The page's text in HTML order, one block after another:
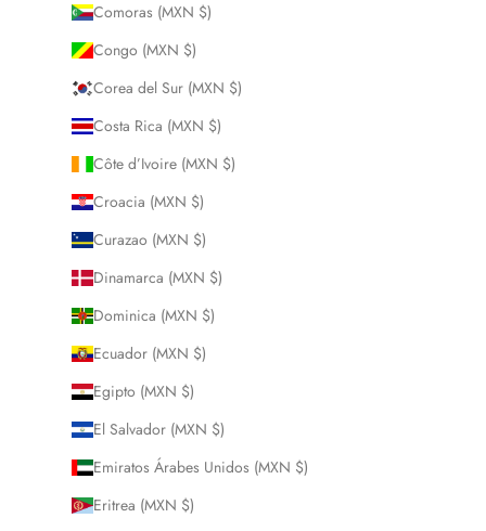
Comoras (MXN $)
Congo (MXN $)
Corea del Sur (MXN $)
Costa Rica (MXN $)
Côte d’Ivoire (MXN $)
Croacia (MXN $)
Curazao (MXN $)
Dinamarca (MXN $)
Dominica (MXN $)
Ecuador (MXN $)
Egipto (MXN $)
El Salvador (MXN $)
Emiratos Árabes Unidos (MXN $)
Eritrea (MXN $)